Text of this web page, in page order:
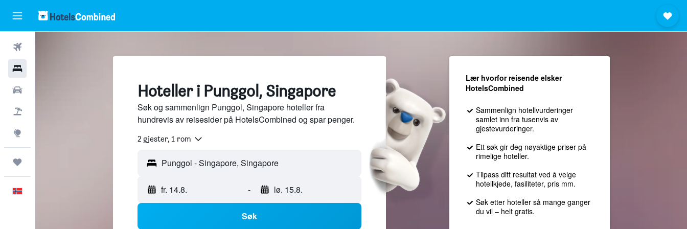
Hoteller i Punggol, Singapore
Søk og sammenlign Punggol, Singapore hoteller fra
hundrevis av reisesider på HotelsCombined og spar penger.
2 gjester, 1 rom
fr. 14.8. - lø. 15.8.
Søk
Lær hvorfor reisende elsker
HotelsCombined
Sammenlign hotellvurderinger
samlet inn fra tusenvis av
gjestevurderinger.
Ett søk gir deg nøyaktige priser på
rimelige hoteller.
Tilpass ditt resultat ved å velge
hotellkjede, fasiliteter, pris mm.
Søk etter hoteller så mange ganger
du vil – helt gratis.